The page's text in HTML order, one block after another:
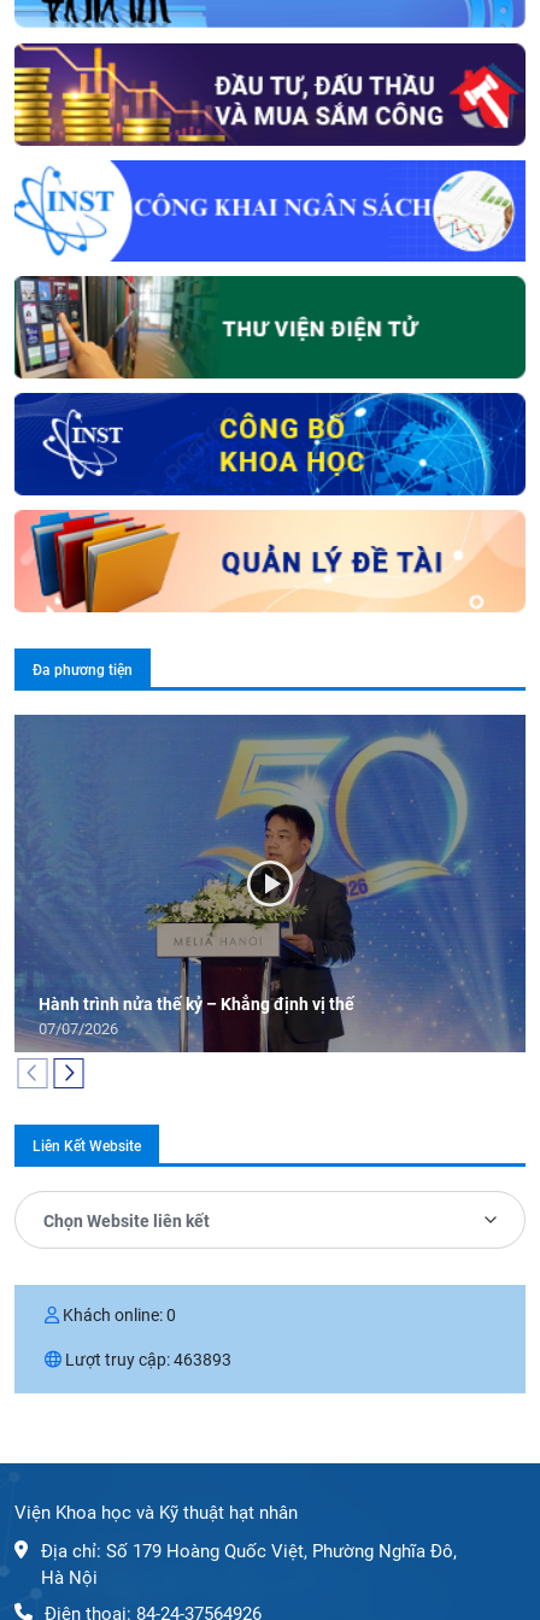
Đa phương tiện
Hành trình nửa thế kỷ – Khẳng định vị thế
07/07/2026
Liên Kết Website
Chọn Website liên kết
Khách online:0
Lượt truy cập:463893
Viện Khoa học và Kỹ thuật hạt nhân
Địa chỉ: Số 179 Hoàng Quốc Việt, Phường Nghĩa Đô,
Hà Nội
Điện thoại: 84-24-37564926